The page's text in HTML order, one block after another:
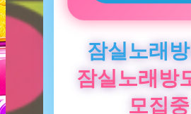
잠실노래
잠실노래방
모집중